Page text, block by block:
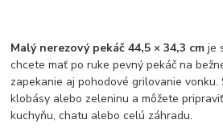
Malý nerezový pekáč 44,5 × 34,3 cm je
chcete mať po ruke pevný pekáč na
zapekanie aj pohodové grilovanie vonku.
klobásy alebo zeleninu a môžete
kuchyňu, chatu alebo celú záhradu.